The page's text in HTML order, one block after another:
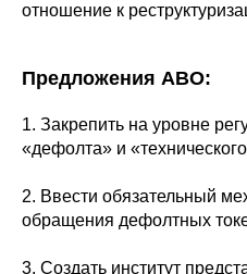
отношение к
Предложения АВО:
1. Закрепить на уровне
«дефолта» и
2. Ввести обязательный
обращения дефолтных
3. Создать институт